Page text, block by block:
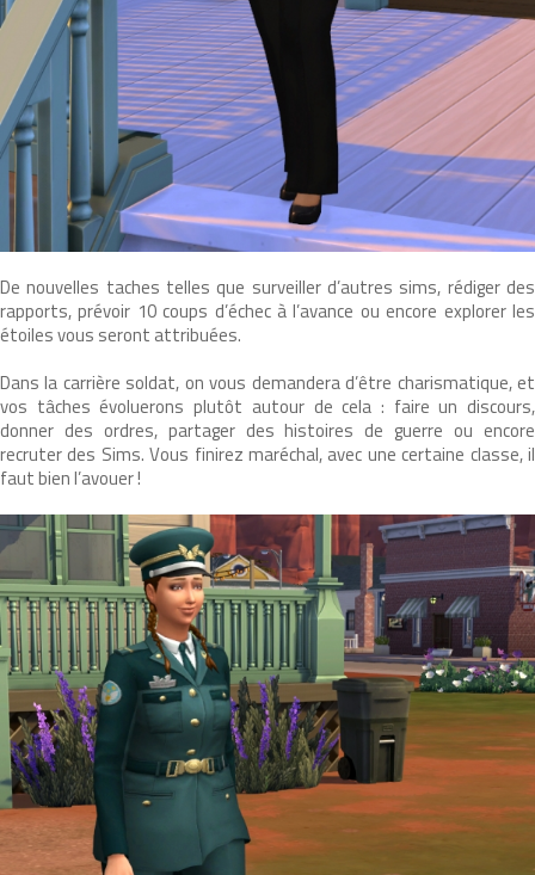
De nouvelles taches telles que surveiller d’autres sims, rédiger des
rapports, prévoir 10 coups d’échec à l’avance ou encore explorer les
étoiles vous seront attribuées.
Dans la carrière soldat, on vous demandera d’être charismatique, et
vos tâches évoluerons plutôt autour de cela : faire un discours,
donner des ordres, partager des histoires de guerre ou encore
recruter des Sims. Vous finirez maréchal, avec une certaine classe, il
faut bien l’avouer !